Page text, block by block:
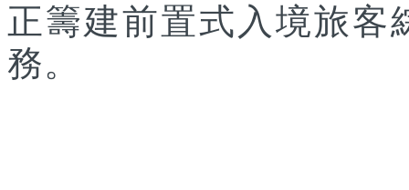
正籌建前置式入境旅客
務。